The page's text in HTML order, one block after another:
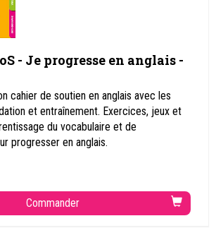
- Je progresse en anglais -
cahier de soutien en anglais avec les
et entraînement. Exercices, jeux et
du vocabulaire et de
progresser en anglais.
Commander